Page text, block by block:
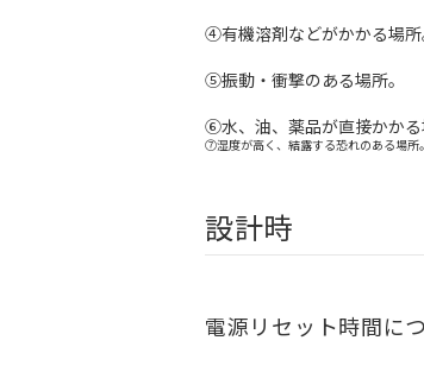
④有機溶剤などがかかる場所
⑤振動・衝撃のある場所。
⑥水、油、薬品が直接かかる
⑦湿度が高く、結露する恐れのある場所。
設計時
電源リセット時間に